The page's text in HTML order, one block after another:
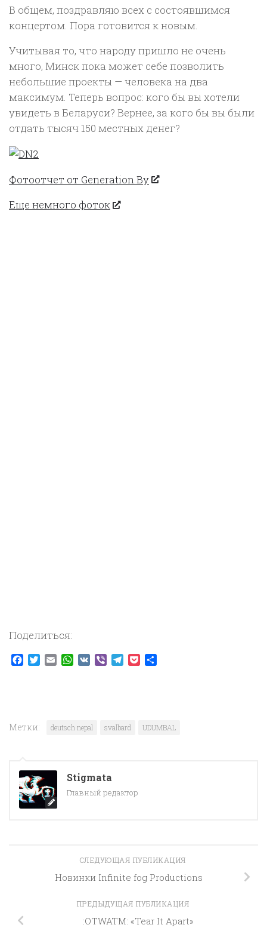
В общем, поздравляю всех с состоявшимся
концертом. Пора готовится к новым.
Учитывая то, что народу пришло не очень
много, Минск пока может себе позволить
небольшие проекты — человека на два
максимум. Теперь вопрос: кого бы вы хотели
увидеть в Беларуси? Вернее, за кого бы вы были
отдать тысяч 150 местных денег?
Фотоотчет от Generation.By
Еще немного фоток
Поделиться:
Facebook
TwitterEmailWhatsApp
VK ViberTelegram
Pocket
Метки: deutsch nepal svalbard UDUMBAL
Stigmata
Главный редактор
СЛЕДУЮЩАЯ ПУБЛИКАЦИЯ
Новинки Infinite fog Productions
ПРЕДЫДУЩАЯ ПУБЛИКАЦИЯ
:OTWATM: «Tear It Apart»